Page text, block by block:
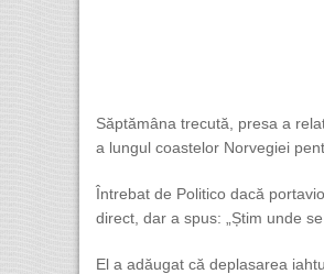
Săptămâna trecută, presa a
a lungul coastelor Norvegiei
Întrebat de Politico dacă
direct, dar a spus: „Știm unde se
El a adăugat că deplasarea